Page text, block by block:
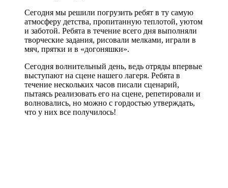
Сегодня мы решили погрузить ребят в ту самую
атмосферу детства, пропитанную теплотой, уютом
и заботой. Ребята в течение всего дня выполняли
творческие задания, рисовали мелками, играли в
мяч, прятки и в «догоняшки».
Сегодня волнительный день, ведь отряды впервые
выступают на сцене нашего лагеря. Ребята в
течение нескольких часов писали сценарий,
пытаясь реализовать его на сцене, репетировали и
волновались, но можно с гордостью утверждать,
что у них все получилось!